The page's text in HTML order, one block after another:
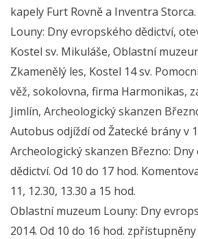
kapely Furt Rovně a Inventra Storca.
Louny: Dny evropského dědictví,
Kostel sv. Mikuláše, Oblastní
Zkamenělý les, Kostel 14 sv.
věž, sokolovna, firma Harmonikas,
Jimlín, Archeologický skanzen
Autobus odjíždí od Žatecké brány v
Archeologický skanzen Březno:
dědictví. Od 10 do 17 hod.
11, 12.30, 13.30 a 15 hod.
Oblastní muzeum Louny: Dny
2014. Od 10 do 16 hod.